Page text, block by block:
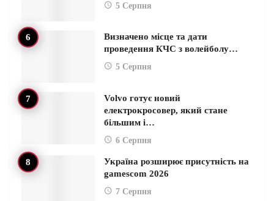
5 Серпня
Визначено місце та дати
проведення КЧС з волейболу…
5 Серпня
Volvo готує новий
електрокросовер, який стане
більшим і…
6 Серпня
Україна розширює присутність на
gamescom 2026
7 Серпня